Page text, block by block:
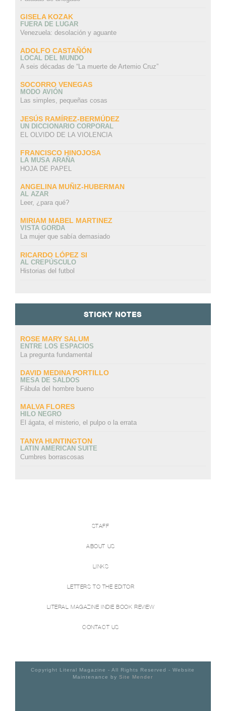
GISELA KOZAK
FUERA DE LUGAR
Venezuela: desolación y aguante
ADOLFO CASTAÑÓN
LOCAL DEL MUNDO
A seis décadas de “La muerte de Artemio Cruz”
SOCORRO VENEGAS
MODO AVIÓN
Las simples, pequeñas cosas
JESÚS RAMÍREZ-BERMÚDEZ
UN DICCIONARIO CORPORAL
EL OLVIDO DE LA VIOLENCIA
FRANCISCO HINOJOSA
LA MUSA ARAÑA
HOJA DE PAPEL
ANGELINA MUÑIZ-HUBERMAN
AL AZAR
Leer, ¿para qué?
MIRIAM MABEL MARTINEZ
VISTA GORDA
La mujer que sabía demasiado
RICARDO LÓPEZ SI
AL CREPÚSCULO
Historias del futbol
STICKY NOTES
ROSE MARY SALUM
ENTRE LOS ESPACIOS
La pregunta fundamental
DAVID MEDINA PORTILLO
MESA DE SALDOS
Fábula del hombre bueno
MALVA FLORES
HILO NEGRO
El ágata, el misterio, el pulpo o la errata
TANYA HUNTINGTON
LATIN AMERICAN SUITE
Cumbres borrascosas
STAFF
ABOUT US
LINKS
LETTERS TO THE EDITOR
LITERAL MAGAZINE INDIE BOOK REVIEW
CONTACT US
Copyright Literal Magazine - All Rights Reserved - Website
Maintenance bySite Mender